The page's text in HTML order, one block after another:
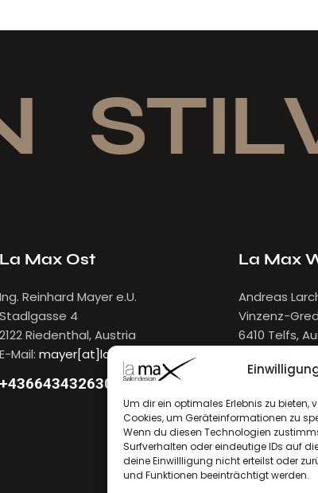
Um dir ein optimales Erlebnis zu bieten,
Cookies, um Geräteinformationen zu
Wenn du diesen Technologien
Surfverhalten oder eindeutige IDs auf
deine Einwillligung nicht erteilst oder
und Funktionen beeinträchtigt werden.
La Max Ost
Ing. Reinhard Mayer e.U.
Stadlgasse 4
2122 Riedenthal, Austria
E-Mail: mayer[at]lamax.at
+436643432630
La Max
Andreas
Vinzenz-
6410 Telfs,